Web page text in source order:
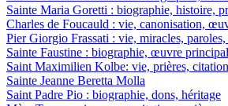
Sainte Maria Goretti : biographie, histoire,
Charles de Foucauld : vie, canonisation,
Pier Giorgio Frassati : vie, miracles, paroles,
Sainte Faustine : biographie, œuvre
Saint Maximilien Kolbe: vie, prières,
Sainte Jeanne Beretta Molla
Saint Padre Pio : biographie, dons, héritage